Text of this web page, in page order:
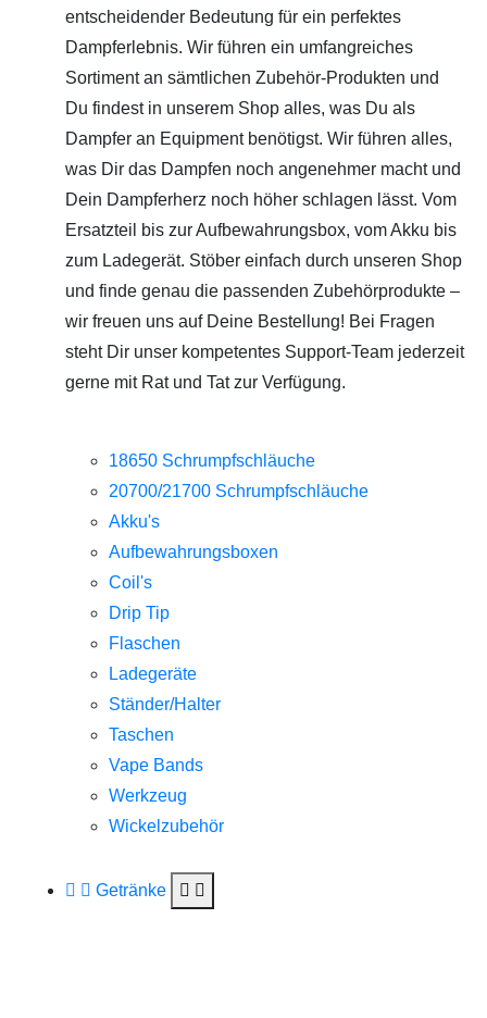
entscheidender Bedeutung für ein perfektes
Dampferlebnis. Wir führen ein umfangreiches
Sortiment an sämtlichen Zubehör-Produkten und
Du findest in unserem Shop alles, was Du als
Dampfer an Equipment benötigst. Wir führen alles,
was Dir das Dampfen noch angenehmer macht und
Dein Dampferherz noch höher schlagen lässt. Vom
Ersatzteil bis zur Aufbewahrungsbox, vom Akku bis
zum Ladegerät. Stöber einfach durch unseren Shop
und finde genau die passenden Zubehörprodukte –
wir freuen uns auf Deine Bestellung! Bei Fragen
steht Dir unser kompetentes Support-Team jederzeit
gerne mit Rat und Tat zur Verfügung.
18650 Schrumpfschläuche
20700/21700 Schrumpfschläuche
Akku's
Aufbewahrungsboxen
Coil's
Drip Tip
Flaschen
Ladegeräte
Ständer/Halter
Taschen
Vape Bands
Werkzeug
Wickelzubehör
Getränke